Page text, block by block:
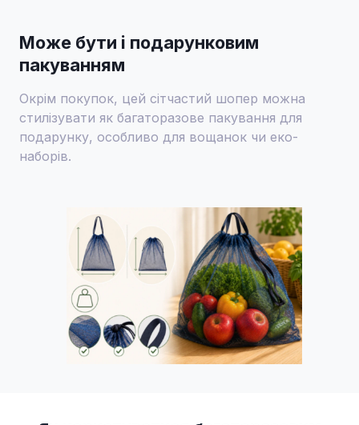
Може бути і подарунковим
пакуванням
Окрім покупок, цей сітчастий шопер можна
стилізувати як багаторазове пакування для
подарунку, особливо для вощанок чи еко-
наборів.